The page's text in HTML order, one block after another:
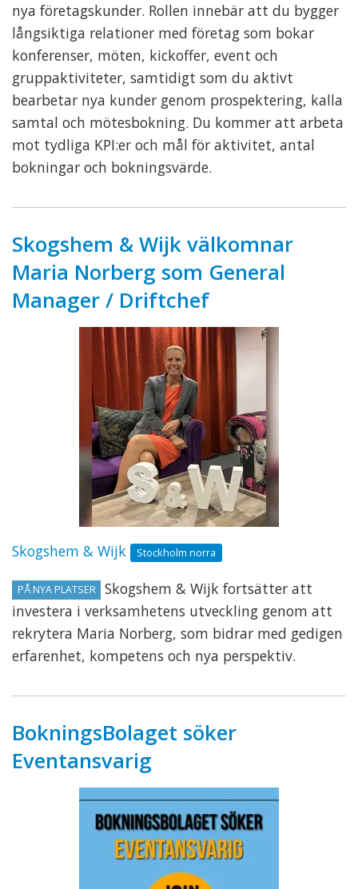
nya företagskunder. Rollen innebär att du bygger
långsiktiga relationer med företag som bokar
konferenser, möten, kickoffer, event och
gruppaktiviteter, samtidigt som du aktivt
bearbetar nya kunder genom prospektering, kalla
samtal och mötesbokning. Du kommer att arbeta
mot tydliga KPI:er och mål för aktivitet, antal
bokningar och bokningsvärde.
Skogshem & Wijk välkomnar
Maria Norberg som General
Manager / Driftchef
Skogshem & Wijk Stockholm norra
PÅ NYA PLATSER
Skogshem & Wijk fortsätter att
investera i verksamhetens utveckling genom att
rekrytera Maria Norberg, som bidrar med gedigen
erfarenhet, kompetens och nya perspektiv.
BokningsBolaget söker
Eventansvarig